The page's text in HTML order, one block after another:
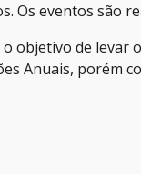
Os eventos são
o objetivo de
Anuais, porém